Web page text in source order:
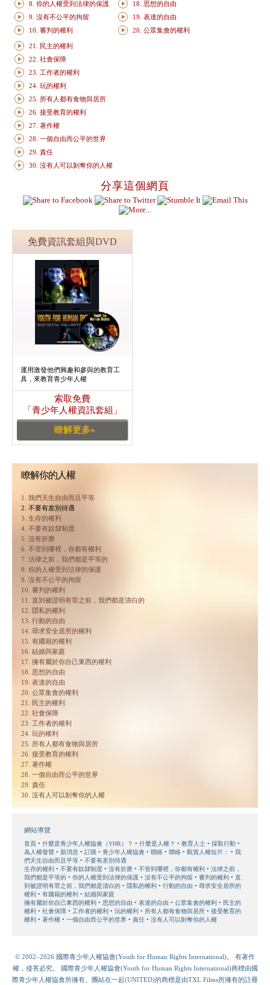
分享這個網頁
免費資訊套組與DVD
運用激發他們興趣和參與的教育工
具，來教育青少年人權
索取免費
「青少年人權資訊套組」
瞭解更多»
瞭解你的人權
1. 我們天生自由而且平等
2. 不要有差別待遇
3. 生存的權利
4. 不要有奴隸制度
5. 沒有折磨
6. 不管到哪裡，你都有權利
7. 法律之前，我們都是平等的
8. 你的人權受到法律的保護
9. 沒有不公平的拘留
10. 審判的權利
11. 直到被證明有罪之前，我們都是清白的
12. 隱私的權利
13. 行動的自由
14. 尋求安全居所的權利
15. 有國籍的權利
16. 結婚與家庭
17. 擁有屬於你自己東西的權利
18. 思想的自由
19. 表達的自由
20. 公眾集會的權利
21. 民主的權利
22. 社會保障
23. 工作者的權利
24. 玩的權利
25. 所有人都有食物與居所
26. 接受教育的權利
27. 著作權
28. 一個自由而公平的世界
29. 責任
30. 沒有人可以剝奪你的人權
8. 你的人權受到法律的保護
9. 沒有不公平的拘留
10. 審判的權利
18. 思想的自由
19. 表達的自由
20. 公眾集會的權利
21. 民主的權利
22. 社會保障
23. 工作者的權利
24. 玩的權利
25. 所有人都有食物與居所
26. 接受教育的權利
27. 著作權
28. 一個自由而公平的世界
29. 責任
30. 沒有人可以剝奪你的人權
網站導覽
首頁 什麼是青少年人權協會（YHR）？ 什麼是人權？ 教育人士
採取行動
為人權發聲
新消息 訂購 青少年人權協會 聯絡 聯絡 觀賞人權短片：
我
們天生自由而且平等
不要有差別待遇
生存的權利
不要有奴隸制度 沒有折磨 不管到哪裡，你都有權利
法律之前，
我們都是平等的
你的人權受到法律的保護 沒有不公平的拘留 審判的權利
直
到被證明有罪之前，我們都是清白的
隱私的權利 行動的自由
尋求安全居所的
權利
有國籍的權利
結婚與家庭
擁有屬於你自己東西的權利
思想的自由 表達的自由 公眾集會的權利
民主的
權利
社會保障 工作者的權利 玩的權利 所有人都有食物與居所
接受教育的
權利
著作權 一個自由而公平的世界 責任 沒有人可以剝奪你的人權
© 2002–2026 國際青少年人權協會(Youth for Human Rights International)。 有著作
權，侵害必究。 國際青少年人權協會(Youth for Human Rights International)商標由國
際青少年人權協會所擁有。團結在一起(UNITED)的商標是由TXL Films所擁有的註冊